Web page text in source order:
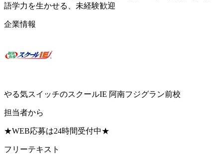
語学力を生かせる、未経験歓迎
企業情報
やる気スイッチのスクールIE 阿南フジグラン前校
担当者から
★WEB応募は24時間受付中★
フリーテキスト